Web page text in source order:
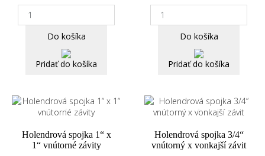
Do košíka
Pridať do košíka
Do košíka
Pridať do košíka
Holendrová spojka 1“ x
1“ vnútorné závity
Holendrová spojka 3/4“
vnútorný x vonkajší závit